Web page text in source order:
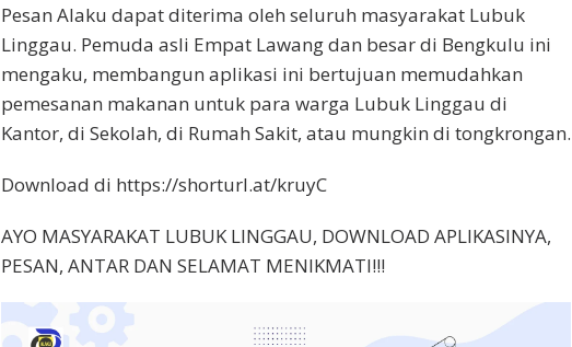
Pesan Alaku dapat diterima oleh seluruh masyarakat Lubuk
Linggau. Pemuda asli Empat Lawang dan besar di Bengkulu ini
mengaku, membangun aplikasi ini bertujuan memudahkan
pemesanan makanan untuk para warga Lubuk Linggau di
Kantor, di Sekolah, di Rumah Sakit, atau mungkin di tongkrongan.
Download di https://shorturl.at/kruyC
AYO MASYARAKAT LUBUK LINGGAU, DOWNLOAD APLIKASINYA,
PESAN, ANTAR DAN SELAMAT MENIKMATI!!!